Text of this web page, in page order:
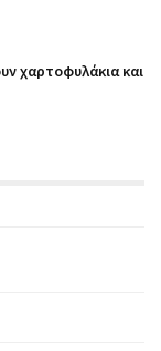
χαρτοφυλάκια και